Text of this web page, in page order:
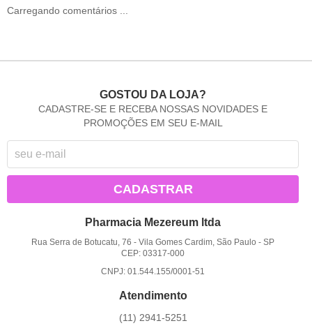
Carregando comentários ...
GOSTOU DA LOJA?
CADASTRE-SE E RECEBA NOSSAS NOVIDADES E
PROMOÇÕES EM SEU E-MAIL
CADASTRAR
Pharmacia Mezereum ltda
Rua Serra de Botucatu, 76 -Vila Gomes Cardim, São Paulo -SP
CEP: 03317-000
CNPJ: 01.544.155/0001-51
Atendimento
(11) 2941-5251